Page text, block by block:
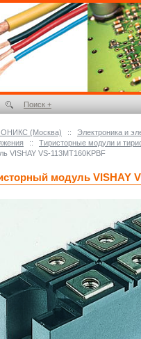
(Москва) ::
Электроника и
::
Тиристорные модули и
VISHAY VS-113MT160KPBF
модуль VISHAY
Поиск +